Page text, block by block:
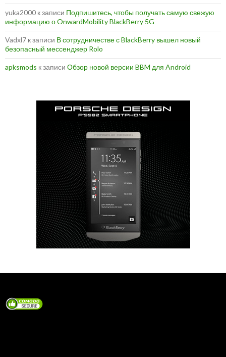
yuka2000 к записи Подпишитесь, чтобы получать самую свежую
информацию о OnwardMobility BlackBerry 5G
Vadxl7 к записи В сотрудничестве с BlackBerry вышел новый
безопасный мессенджер Rolo
apksmods к записи Обзор новой версии BBM для Android